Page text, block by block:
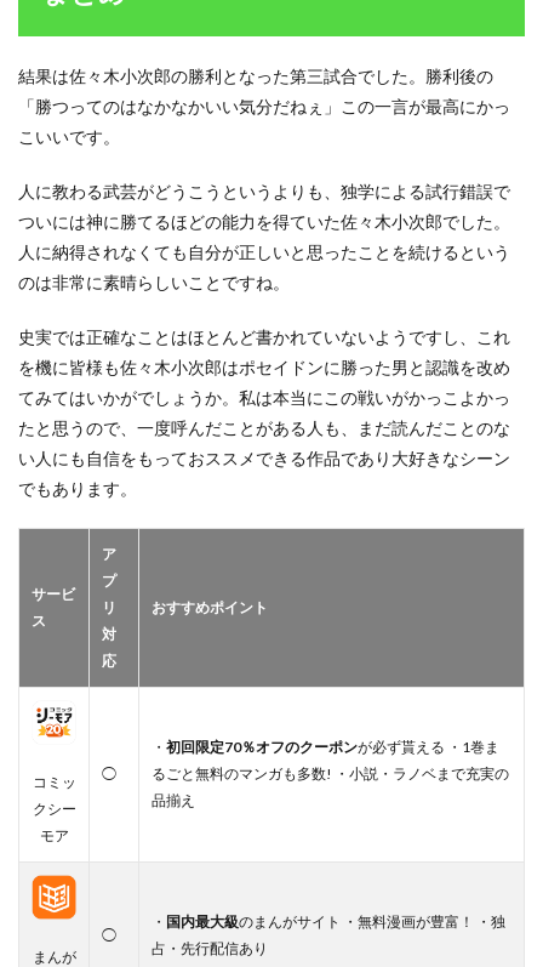
結果は佐々木小次郎の勝利となった第三試合でした。勝利後の
「勝つってのはなかなかいい気分だねぇ」この一言が最高にかっ
こいいです。
人に教わる武芸がどうこうというよりも、独学による試行錯誤で
ついには神に勝てるほどの能力を得ていた佐々木小次郎でした。
人に納得されなくても自分が正しいと思ったことを続けるという
のは非常に素晴らしいことですね。
史実では正確なことはほとんど書かれていないようですし、これ
を機に皆様も佐々木小次郎はポセイドンに勝った男と認識を改め
てみてはいかがでしょうか。私は本当にこの戦いがかっこよかっ
たと思うので、一度呼んだことがある人も、まだ読んだことのな
い人にも自信をもっておススメできる作品であり大好きなシーン
でもあります。
サービ
ス
ア
プ
リ
対
応
おすすめポイント
コミッ
クシー
モア
◯
・ 初回限定70％オフのクーポンが必ず貰える ・1巻ま
るごと無料のマンガも多数! ・小説・ラノベまで充実の
品揃え
まんが
◯
・ 国内最大級のまんがサイト ・無料漫画が豊富！ ・独
占・先行配信あり